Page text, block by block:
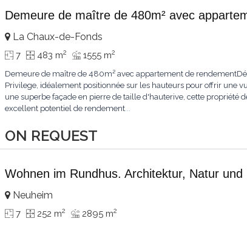
Demeure de maître de 480m² avec
ON REQUEST
La Chaux-de-Fonds
7 483 m2 1555 m2
Demeure de maître de 480m² avec appartement de
Privilege, idéalement positionnée sur les hauteurs pour offrir une
une superbe façade en pierre de taille d'hauterive, cette propriété
excellent potentiel de rendement...
Wohnen im Rundhus. Architektur, Natur und
Neuheim
7 252 m2 2895 m2